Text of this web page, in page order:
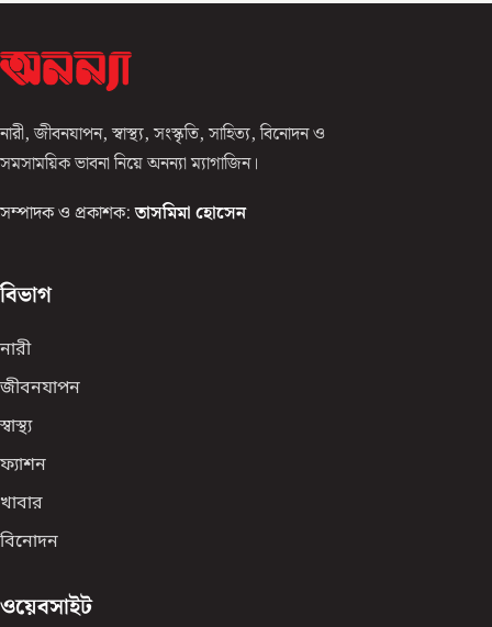
নারী, জীবনযাপন, স্বাস্থ্য, সংস্কৃতি, সাহিত্য, বিনোদন ও
সমসাময়িক ভাবনা নিয়ে অনন্যা ম্যাগাজিন।
সম্পাদক ও প্রকাশক: তাসমিমা হোসেন
বিভাগ
নারী
জীবনযাপন
স্বাস্থ্য
ফ্যাশন
খাবার
বিনোদন
ওয়েবসাইট